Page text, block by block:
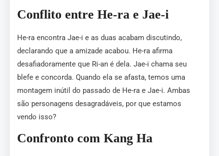
Conflito entre He-ra e Jae-i
He-ra encontra Jae-i e as duas acabam discutindo,
declarando que a amizade acabou. He-ra afirma
desafiadoramente que Ri-an é dela. Jae-i chama seu
blefe e concorda. Quando ela se afasta, temos uma
montagem inútil do passado de He-ra e Jae-i. Ambas
são personagens desagradáveis, por que estamos
vendo isso?
Confronto com Kang Ha